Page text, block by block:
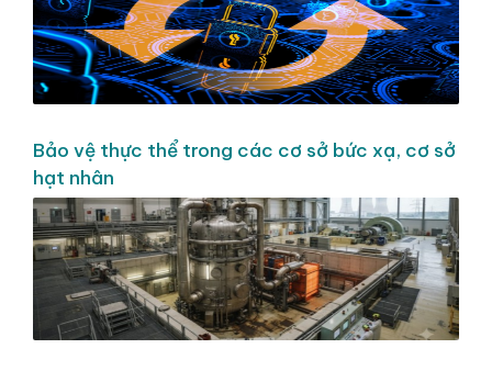
Bảo vệ thực thể trong các cơ sở bức xạ, cơ sở
hạt nhân